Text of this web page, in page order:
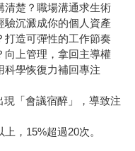
清楚？職場溝通求生術
驗沉澱成你的個人資產
打造可彈性的工作節奏
向上管理，拿回主導權
科學恢復力補回專注
「會議宿醉」，導致注
，15%超過20次。